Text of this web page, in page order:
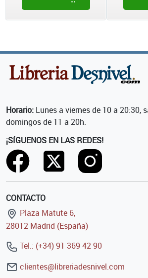
Horario: Lunes a viernes de 10 a 20:30,
domingos de 11 a 20h.
¡SÍGUENOS EN LAS REDES!
CONTACTO
Plaza Matute 6,
28012 Madrid (España)
Tel.: (+34) 91 369 42 90
clientes@libreriadesnivel.com